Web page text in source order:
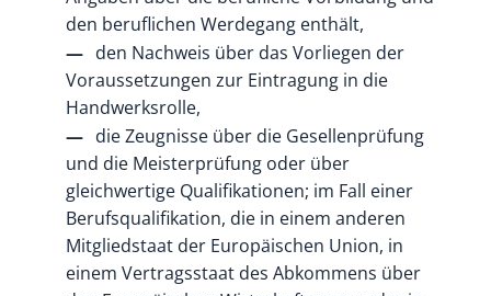
den beruflichen Werdegang enthält,
den Nachweis über das Vorliegen der
Voraussetzungen zur Eintragung in die
Handwerksrolle,
die Zeugnisse über die Gesellenprüfung
und die Meisterprüfung oder über
gleichwertige Qualifikationen; im Fall einer
Berufsqualifikation, die in einem anderen
Mitgliedstaat der Europäischen Union, in
einem Vertragsstaat des Abkommens über